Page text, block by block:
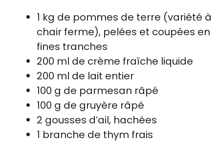
1 kg de pommes de terre (variété à
chair ferme), pelées et coupées en
fines tranches
200 ml de crème fraîche liquide
200 ml de lait entier
100 g de parmesan râpé
100 g de gruyère râpé
2 gousses d’ail, hachées
1 branche de thym frais